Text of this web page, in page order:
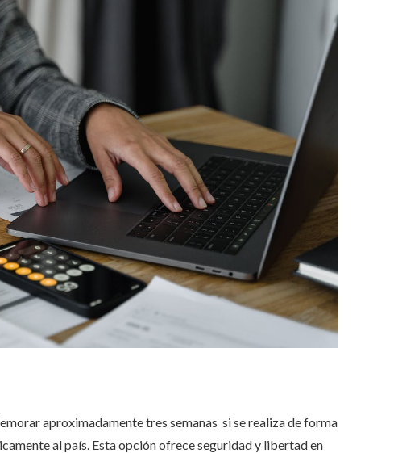
aproximadamente tres semanas si se realiza de forma
al país. Esta opción ofrece seguridad y libertad en